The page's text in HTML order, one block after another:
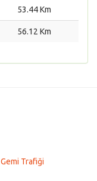
53.44 Km
56.12 Km
Trafiği